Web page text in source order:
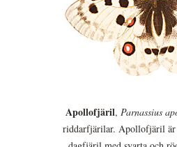
Apollofjäril, Parnassius
riddarfjärilar. Apollofjäril är